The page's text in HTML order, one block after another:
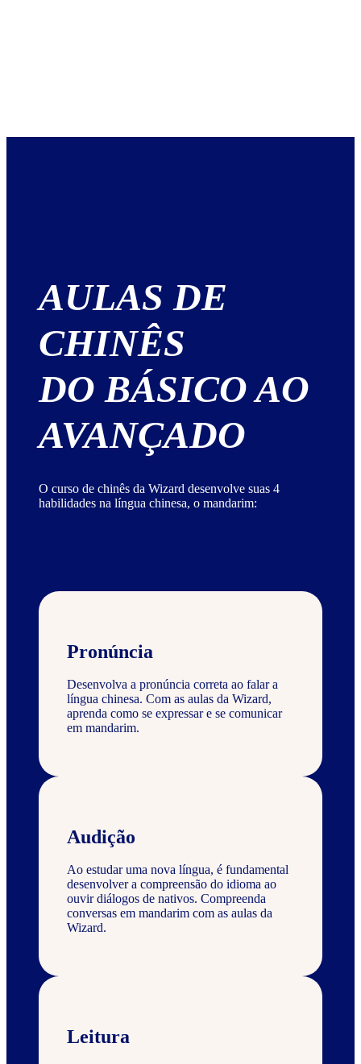
AULAS DE
CHINÊS
DO BÁSICO AO
AVANÇADO
O curso de chinês da Wizard desenvolve suas 4
habilidades na língua chinesa, o mandarim:
Pronúncia
Desenvolva a pronúncia correta ao falar a
língua chinesa. Com as aulas da Wizard,
aprenda como se expressar e se comunicar
em mandarim.
Audição
Ao estudar uma nova língua, é fundamental
desenvolver a compreensão do idioma ao
ouvir diálogos de nativos. Compreenda
conversas em mandarim com as aulas da
Wizard.
Leitura